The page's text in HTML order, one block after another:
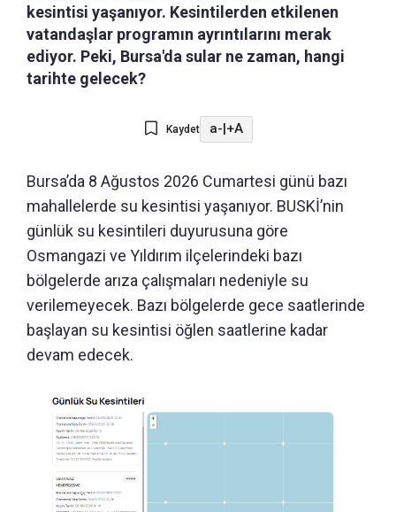
kesintisi yaşanıyor. Kesintilerden etkilenen
vatandaşlar programın ayrıntılarını merak
ediyor. Peki, Bursa'da sular ne zaman, hangi
tarihte gelecek?
Kaydet a- +A
Bursa’da 8 Ağustos 2026 Cumartesi günü bazı
mahallelerde su kesintisi yaşanıyor. BUSKİ’nin
günlük su kesintileri duyurusuna göre
Osmangazi ve Yıldırım ilçelerindeki bazı
bölgelerde arıza çalışmaları nedeniyle su
verilemeyecek. Bazı bölgelerde gece saatlerinde
başlayan su kesintisi öğlen saatlerine kadar
devam edecek.